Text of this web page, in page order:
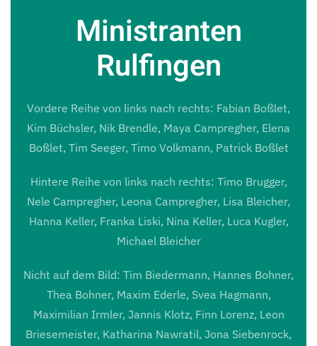
Ministranten
Rulfingen
Vordere Reihe von links nach rechts: Fabian Boßlet,
Kim Büchsler, Nik Brendle, Maya Campregher, Elena
Boßlet, Tim Seeger, Timo Volkmann, Patrick Boßlet
Hintere Reihe von links nach rechts: Timo Brugger,
Nele Campregher, Leona Campregher, Lisa Bleicher,
Hanna Keller, Franka Liski, Nina Keller, Luca Kugler,
Michael Bleicher
Nicht auf dem Bild: Tim Biedermann, Hannes Bohner,
Thea Bohner, Maxim Ederle, Svea Hagmann,
Maximilian Irmler, Jannis Klotz, Finn Lorenz, Leon
Briesemeister, Katharina Nawratil, Jona Siebenrock,